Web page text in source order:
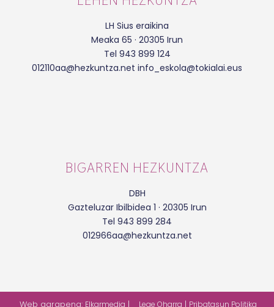
LH Sius eraikina
Meaka 65 · 20305 Irun
Tel 943 899 124
012110aa@hezkuntza.net info_eskola@tokialai.eus
BIGARREN HEZKUNTZA
DBH
Gazteluzar Ibilbidea 1 · 20305 Irun
Tel 943 899 284
012966aa@hezkuntza.net
Web garapena: Elkarmedia | Lege Oharra | Pribatasun Politika